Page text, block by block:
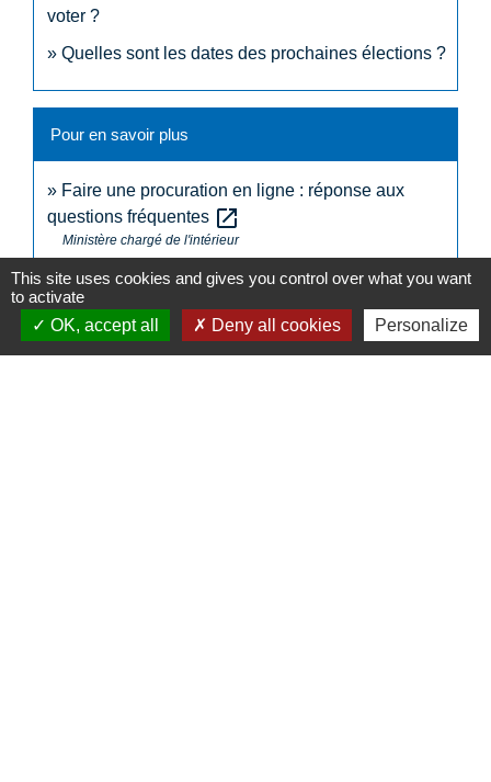
voter ?
Quelles sont les dates des prochaines élections ?
Pour en savoir plus
Faire une procuration en ligne : réponse aux
questions fréquentes open_in_new
Ministère chargé de l'intérieur
NC Connectopen_in_new
Gouvernement de Nouvelle Calédonie
Signaler une erreur sur cette page
This site uses cookies and gives you control over what you want
to activate
OK, accept all
Deny all cookies Personalize